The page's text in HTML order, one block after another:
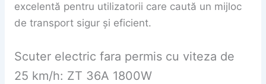
excelentă pentru utilizatorii care caută un mijloc
de transport sigur și eficient.
Scuter electric fara permis cu viteza de
25 km/h: ZT 36A 1800W